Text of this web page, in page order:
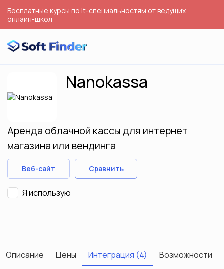
Бесплатные курсы по it-специальностям от ведущих
онлайн-школ
Nanokassa
Аренда облачной кассы для интернет
магазина или вендинга
Веб-сайт Сравнить
Я использую
Описание Цены Интеграция (4) Возможности